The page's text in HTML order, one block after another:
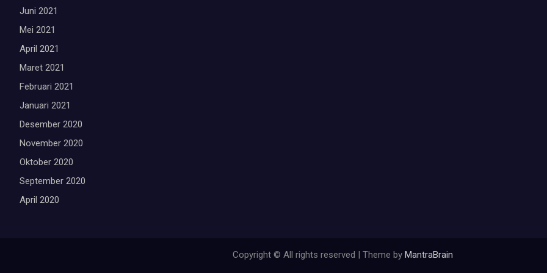
Juni 2021
Mei 2021
April 2021
Maret 2021
Februari 2021
Januari 2021
Desember 2020
November 2020
Oktober 2020
September 2020
April 2020
Copyright © All rights reserved | Theme by MantraBrain